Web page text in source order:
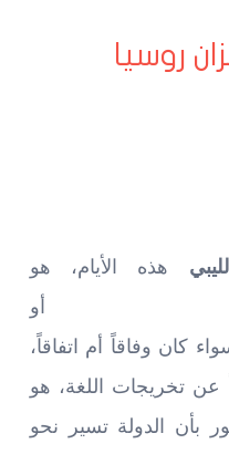
روسيا
الليبي هذه الأيام، هو
أو
كان وفاقاً أم اتفاقاً،
عن تخريجات اللغة، هو
بأن الدولة تسير نحو